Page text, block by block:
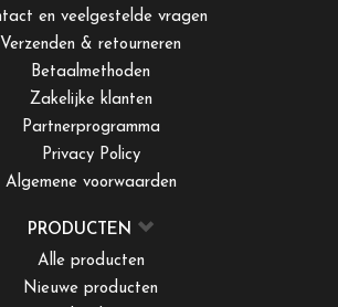
en veelgestelde vragen
Verzenden & retourneren
Betaalmethoden
Zakelijke klanten
Partnerprogramma
Privacy Policy
Algemene voorwaarden
PRODUCTEN
Alle producten
Nieuwe producten